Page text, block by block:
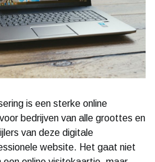
is een sterke online
bedrijven van alle groottes en
van deze digitale
website. Het gaat niet